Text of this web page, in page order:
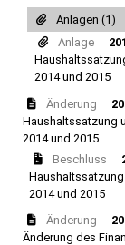
Anlagen (1)
Anlage
2014 und 2015
Änderung
Haushaltssatzung
2014 und 2015
Beschluss
2014 und 2015
Änderung
Änderung des